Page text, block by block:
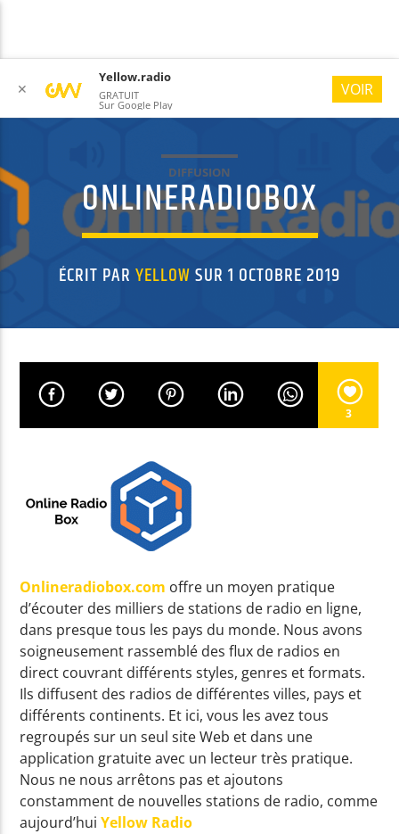
YELLOW RADIO
#ONLYGOODVIBES
DON'T FORGET MY LOVE (ACOUSTIC)
DIPLO / MIGUEL
EMISSION EN COURS
ACOUSTIC
06:00 07:59
UPCOMING SHOW
GOOD MORNING WORLD
08:00 08:59
DIFFUSION
ONLINERADIOBOX
ÉCRIT PARYELLOWSUR 1 OCTOBRE 2019
3
Onlineradiobox.com offre un moyen pratique
d’écouter des milliers de stations de radio en ligne,
dans presque tous les pays du monde. Nous avons
soigneusement rassemblé des flux de radios en
direct couvrant différents styles, genres et formats.
Ils diffusent des radios de différentes villes, pays et
différents continents. Et ici, vous les avez tous
regroupés sur un seul site Web et dans une
application gratuite avec un lecteur très pratique.
Nous ne nous arrêtons pas et ajoutons
constamment de nouvelles stations de radio, comme
aujourd’huiYellow Radio
✕
Yellow.radio
GRATUIT
Sur Google Play
VOIR